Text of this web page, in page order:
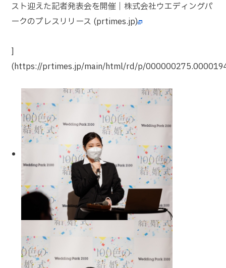
スト迎えた記者発表会を開催｜株式会社ウエディングパ
ークのプレスリリース (prtimes.jp)
]
(https://prtimes.jp/main/html/rd/p/